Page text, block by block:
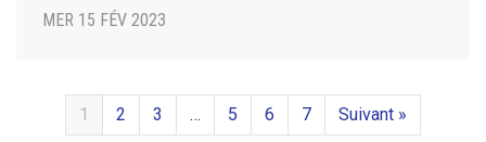
MER 15 FÉV 2023
1 2 3 … 5 6 7 Suivant »